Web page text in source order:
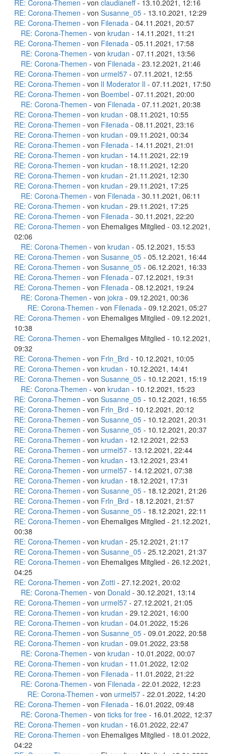
RE: Corona-Themen - von claudianeff- 13.10.2021, 12:16
RE: Corona-Themen - von Susanne_05 - 13.10.2021, 12:29
RE: Corona-Themen - von Filenada - 04.11.2021, 20:57
RE: Corona-Themen - von krudan - 14.11.2021, 11:21
RE: Corona-Themen - von Filenada - 05.11.2021, 17:58
RE: Corona-Themen - von krudan - 07.11.2021, 13:56
RE: Corona-Themen - von Filenada - 23.12.2021, 21:46
RE: Corona-Themen - von urmel57 - 07.11.2021, 12:55
RE: Corona-Themen - von lI Moderator Il - 07.11.2021, 17:50
RE: Corona-Themen - von Boembel - 07.11.2021, 20:00
RE: Corona-Themen - von Filenada - 07.11.2021, 20:38
RE: Corona-Themen - von krudan - 08.11.2021, 10:55
RE: Corona-Themen - von Filenada - 08.11.2021, 23:16
RE: Corona-Themen - von krudan - 09.11.2021, 00:34
RE: Corona-Themen - von Filenada - 14.11.2021, 21:01
RE: Corona-Themen - von krudan - 14.11.2021, 22:19
RE: Corona-Themen - von krudan - 18.11.2021, 12:20
RE: Corona-Themen - von krudan - 21.11.2021, 12:30
RE: Corona-Themen - von krudan - 29.11.2021, 17:25
RE: Corona-Themen - von Filenada - 30.11.2021, 06:11
RE: Corona-Themen - von krudan - 29.11.2021, 17:25
RE: Corona-Themen - von Filenada - 30.11.2021, 22:20
RE: Corona-Themen - von Ehemaliges Mitglied - 03.12.2021,
02:06
RE: Corona-Themen - von krudan - 05.12.2021, 15:53
RE: Corona-Themen - von Susanne_05 - 05.12.2021, 16:44
RE: Corona-Themen - von Susanne_05 - 06.12.2021, 16:33
RE: Corona-Themen - von Filenada - 07.12.2021, 19:31
RE: Corona-Themen - von Filenada - 08.12.2021, 19:24
RE: Corona-Themen - von jokra - 09.12.2021, 00:36
RE: Corona-Themen - von Filenada - 09.12.2021, 05:27
RE: Corona-Themen - von Ehemaliges Mitglied - 09.12.2021,
10:38
RE: Corona-Themen - von Ehemaliges Mitglied - 10.12.2021,
09:32
RE: Corona-Themen - von Frln_Brd - 10.12.2021, 10:05
RE: Corona-Themen - von krudan - 10.12.2021, 14:41
RE: Corona-Themen - von Susanne_05 - 10.12.2021, 15:19
RE: Corona-Themen - von krudan - 10.12.2021, 15:23
RE: Corona-Themen - von Susanne_05 - 10.12.2021, 16:55
RE: Corona-Themen - von Frln_Brd - 10.12.2021, 20:12
RE: Corona-Themen - von Susanne_05 - 10.12.2021, 20:31
RE: Corona-Themen - von Susanne_05 - 10.12.2021, 20:37
RE: Corona-Themen - von krudan - 12.12.2021, 22:53
RE: Corona-Themen - von urmel57 - 13.12.2021, 22:44
RE: Corona-Themen - von krudan - 13.12.2021, 23:41
RE: Corona-Themen - von urmel57 - 14.12.2021, 07:38
RE: Corona-Themen - von krudan - 18.12.2021, 17:31
RE: Corona-Themen - von Susanne_05 - 18.12.2021, 21:26
RE: Corona-Themen - von Frln_Brd - 18.12.2021, 21:57
RE: Corona-Themen - von Susanne_05 - 18.12.2021, 22:11
RE: Corona-Themen - von Ehemaliges Mitglied - 21.12.2021,
00:38
RE: Corona-Themen - von krudan - 25.12.2021, 21:17
RE: Corona-Themen - von Susanne_05 - 25.12.2021, 21:37
RE: Corona-Themen - von Ehemaliges Mitglied - 26.12.2021,
04:25
RE: Corona-Themen - von Zotti - 27.12.2021, 20:02
RE: Corona-Themen - von Donald - 30.12.2021, 13:14
RE: Corona-Themen - von urmel57 - 27.12.2021, 21:05
RE: Corona-Themen - von krudan - 29.12.2021, 16:00
RE: Corona-Themen - von krudan - 04.01.2022, 15:26
RE: Corona-Themen - von Susanne_05 - 09.01.2022, 20:58
RE: Corona-Themen - von krudan - 09.01.2022, 23:58
RE: Corona-Themen - von krudan - 10.01.2022, 00:07
RE: Corona-Themen - von krudan - 11.01.2022, 12:02
RE: Corona-Themen - von Filenada - 11.01.2022, 21:22
RE: Corona-Themen - von Filenada - 22.01.2022, 12:23
RE: Corona-Themen - von urmel57 - 22.01.2022, 14:20
RE: Corona-Themen - von Filenada - 16.01.2022, 09:48
RE: Corona-Themen - von ticks for free - 16.01.2022, 12:37
RE: Corona-Themen - von krudan - 16.01.2022, 22:47
RE: Corona-Themen - von Ehemaliges Mitglied - 18.01.2022,
04:22